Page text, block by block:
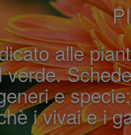
alle
verde.
e
i vivai e i